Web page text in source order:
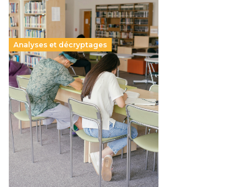
Analyses et décryptages
Supérieur privé : une dérive
qui met à mal la promesse
républicaine
11 juillet 2026- National
Le projet de loi sur la régulation de
l’enseignement supérieur privé met
en lumière l’amplification d’un
système qui relègue l’acte
pédagogique au superfétatoire,